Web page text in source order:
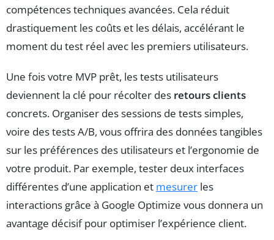
compétences techniques avancées. Cela réduit
drastiquement les coûts et les délais, accélérant le
moment du test réel avec les premiers utilisateurs.
Une fois votre MVP prêt, les tests utilisateurs
deviennent la clé pour récolter des retours clients
concrets. Organiser des sessions de tests simples,
voire des tests A/B, vous offrira des données tangibles
sur les préférences des utilisateurs et l’ergonomie de
votre produit. Par exemple, tester deux interfaces
différentes d’une application et mesurer les
interactions grâce à Google Optimize vous donnera un
avantage décisif pour optimiser l’expérience client.